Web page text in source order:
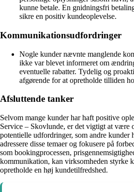
kunne betale. En gnidningsfri
sikre en positiv kundeoplevelse.
Kommunikationsudfordringer
Nogle kunder nævnte manglende
ikke var blevet informeret om
eventuelle rabatter. Tydelig og
afgørende for at opretholde tilliden
Afsluttende tanker
Selvom mange kunder har haft positive
Service – Skovlunde, er det vigtigt at være
potentielle udfordringer, som andre kunder
adressere disse temaer og fokusere på
som bookingprocessen,
kommunikation, kan virksomheden styrke
opretholde en høj kundetilfredshed.